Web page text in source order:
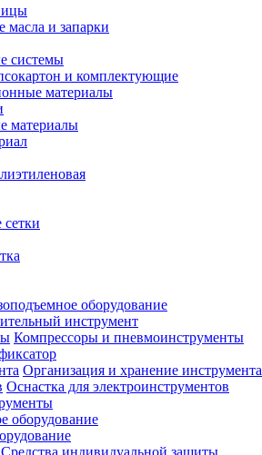
и запарки
системы
и комплектующие
материалы
материалы
оборудование
инструмент
Компрессоры и пневмоинструменты
Организация и хранение инструмента
Оснастка для электроинструментов
оборудование
Средства индивидуальной защиты